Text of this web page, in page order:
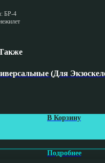
БР-4
(для
В Корзину
Подробнее